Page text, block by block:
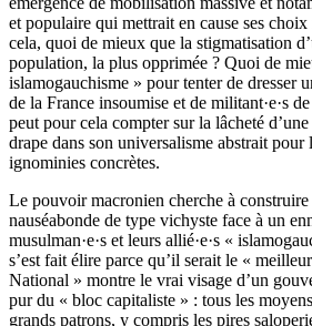
et populaire qui mettrait en cause ses
cela, quoi de mieux que la stigmatisation
population, la plus opprimée ? Quoi de
islamogauchisme » pour tenter de dresser
de la France insoumise et de militant·e·s
peut pour cela compter sur la lâcheté
drape dans son universalisme abstrait pour
ignominies concrètes.
Le pouvoir macronien cherche à
nauséabonde de type vichyste face à un
musulman·e·s et leurs allié·e·s «
s’est fait élire parce qu’il serait le «
National » montre le vrai visage d’un
pur du « bloc capitaliste » : tous les
grands patrons, y compris les pires